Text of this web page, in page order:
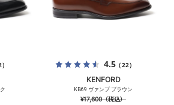
4.5（22）
KENFORD
KB69 ヴァンプ ブラウン
¥17,600（税込）